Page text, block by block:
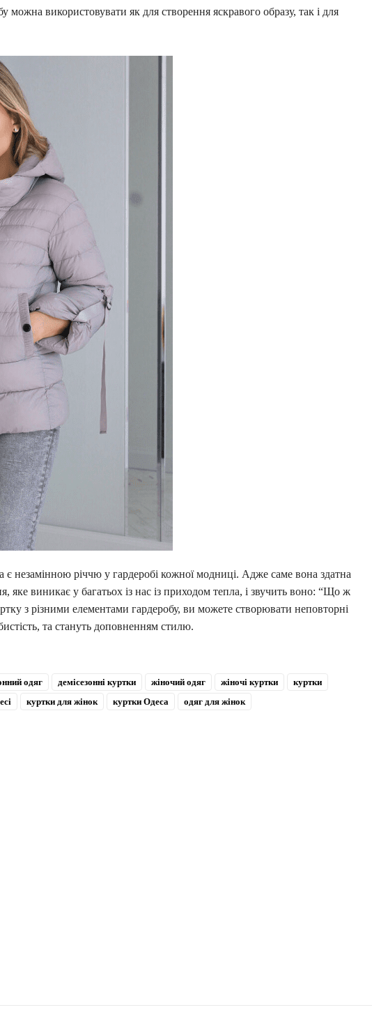
можна використовувати як для створення яскравого образу, так і для
незамінною річчю у гардеробі кожної модниці. Адже саме вона здатна
яке виникає у багатьох із нас із приходом тепла, і звучить воно: “Що ж
з різними елементами гардеробу, ви можете створювати неповторні
та стануть доповненням стилю.
одяг демісезонні куртки жіночий одяг жіночі куртки
куртки
куртки для жінок куртки Одеса одяг для жінок